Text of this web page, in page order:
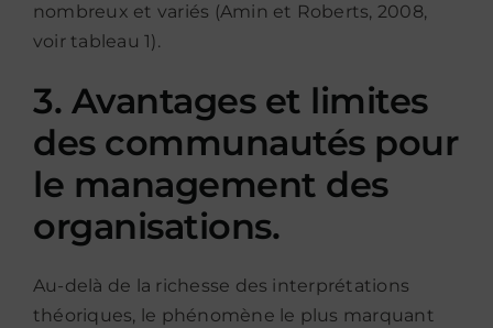
nombreux et variés (Amin et Roberts, 2008,
voir tableau 1).
3. Avantages et limites
des communautés pour
le management des
organisations.
Au-delà de la richesse des interprétations
théoriques, le phénomène le plus marquant